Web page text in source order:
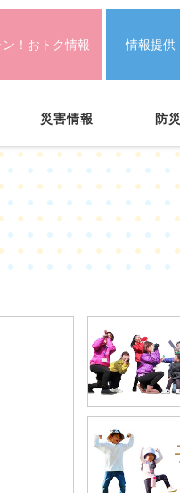
ン！おトク情報 情報提供
災害情報 防災